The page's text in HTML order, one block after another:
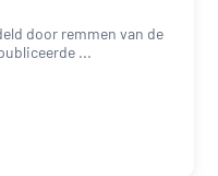
door remmen van de
...